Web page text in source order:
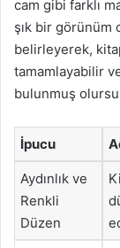
cam gibi farklı
şık bir
belirleyerek,
tamamlayabilir
bulunmuş
İpucu
Aydınlık ve
Renkli
Düzen